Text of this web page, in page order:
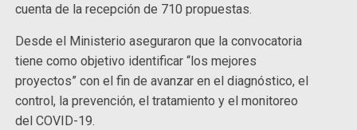
cuenta de la recepción de 710 propuestas.
Desde el Ministerio aseguraron que la convocatoria
tiene como objetivo identificar “los mejores
proyectos” con el fin de avanzar en el diagnóstico, el
control, la prevención, el tratamiento y el monitoreo
del COVID-19.